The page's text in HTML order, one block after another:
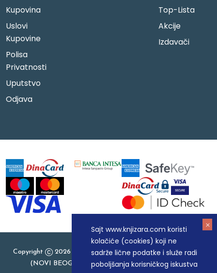
Sajt www.knjizara.com koristi
kolačiće (cookies) koji ne
sadrže lične podatke i služe radi
poboljšanja korisničkog iskustva
Kupovina
Uslovi
Kupovine
Polisa
Privatnosti
Uputstvo
Odjava
Top-Lista
Akcije
Izdavači
Copyright
2026 Knjizara.com - MAKART DOO BEOGRAD
(NOVI BEOGRAD), PIB: 105184104, MB: 20337524